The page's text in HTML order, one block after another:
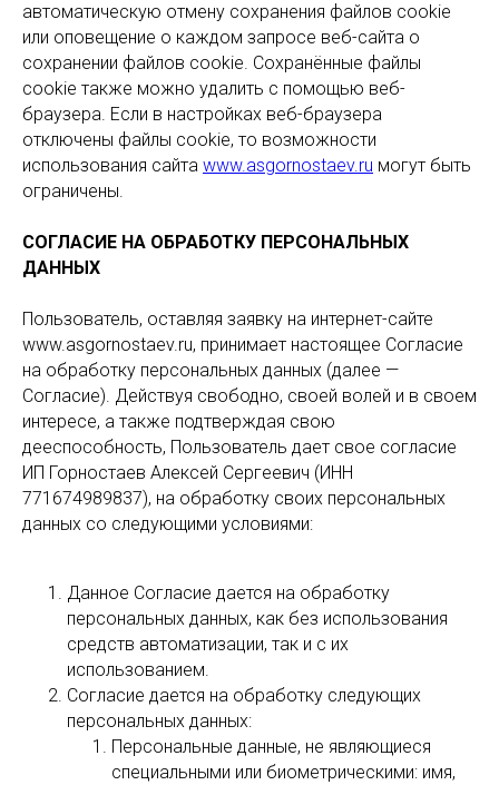
автоматическую отмену сохранения файлов cookie
или оповещение о каждом запросе веб-сайта о
сохранении файлов cookie. Сохранённые файлы
cookie также можно удалить с помощью веб-
браузера. Если в настройках веб-браузера
отключены файлы cookie, то возможности
использования сайта www.asgornostaev.ru могут быть
ограничены.
СОГЛАСИЕ НА ОБРАБОТКУ ПЕРСОНАЛЬНЫХ
ДАННЫХ
Пользователь, оставляя заявку на интернет-сайте
www.asgornostaev.ru, принимает настоящее Согласие
на обработку персональных данных (далее —
Согласие). Действуя свободно, своей волей и в своем
интересе, а также подтверждая свою
дееспособность, Пользователь дает свое согласие
ИП Горностаев Алексей Сергеевич (ИНН
771674989837), на обработку своих персональных
данных со следующими условиями:
Данное Согласие дается на обработку
персональных данных, как без использования
средств автоматизации, так и с их
использованием.
Согласие дается на обработку следующих
персональных данных:
Персональные данные, не являющиеся
специальными или биометрическими: имя,